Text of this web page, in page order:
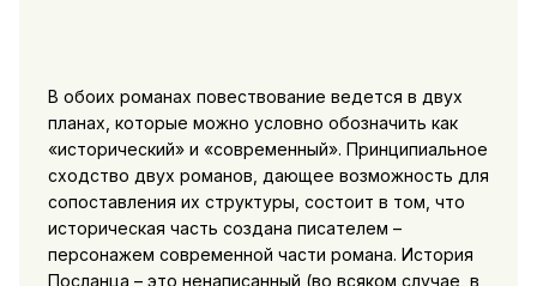
В обоих романах повествование ведется в двух
планах, которые можно условно обозначить как
«исторический» и «современный». Принципиальное
сходство двух романов, дающее возможность для
сопоставления их структуры, состоит в том, что
историческая часть создана писателем –
персонажем современной части романа. История
Посланца – это ненаписанный (во всяком случае, в